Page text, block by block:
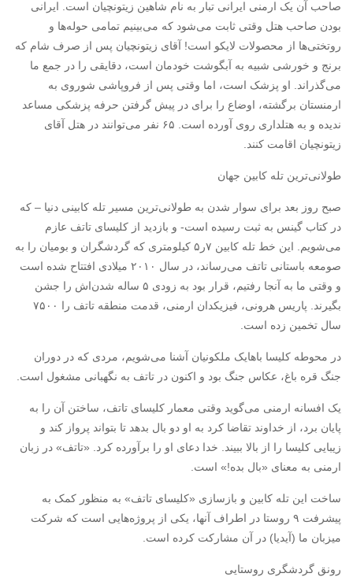
صاحب آن یک ارمنی ایرانی تبار به نام شاهین زیتونچیان است. ایرانی
بودن صاحب هتل وقتی ثابت می‌شود که می‌بینیم تمامی حوله‌ها و
روتختی‌ها از محصولات لایکو است! آقای زیتونچیان پس از صرف شام که
برنج و خورشی شبیه به آبگوشت خودمان است، دقایقی را در جمع ما
می‌گذراند. او پزشک است، اما وقتی پس از فروپاشی شوروی به
ارمنستان برگشته، اوضاع را برای در پیش گرفتن حرفه پزشکی مساعد
ندیده و به هتلداری روی آورده است. ۶۵ نفر می‌توانند در هتل آقای
زیتونچیان اقامت کنند.
طولانی‌ترین تله کابین جهان
صبح روز بعد برای سوار شدن به طولانی‌ترین مسیر تله کابینی دنیا – که
در کتاب گینس به ثبت رسیده است- و بازدید از کلیسای تاتف عازم
می‌شویم. این خط تله کابین ۷ر۵ کیلومتری که گردشگران و بومیان را به
صومعه باستانی تاتف می‌رساند، در سال ۲۰۱۰ میلادی افتتاح شده است
و وقتی ما به آنجا رفتیم، قرار بود به زودی ۵ ساله شدن‌اش را جشن
بگیرند. پاریس هرونی، فیزیکدان ارمنی، قدمت منطقه تاتف را ۷۵۰۰
سال تخمین زده است.
در محوطه کلیسا با‌هایک ملکونیان آشنا می‌شویم، مردی که در دوران
جنگ قره باغ، عکاس جنگ بود و اکنون در تاتف به نگهبانی مشغول است.
یک افسانه ارمنی می‌گوید وقتی معمار کلیسای تاتف، ساختن آن را به
پایان برد، از خداوند تقاضا کرد به او دو بال بدهد تا بتواند پرواز کند و
زیبایی کلیسا را از بالا ببیند. خدا دعای او را برآورده کرد. «تاتف» در زبان
ارمنی به معنای «بال بده!» است.
ساخت این تله کابین و بازسازی «کلیسای تاتف» به منظور کمک به
پیشرفت ۹ روستا در اطراف آنها، یکی از پروژه‌هایی است که شرکت
میزبان ما (آیدیا) در آن مشارکت کرده است. ‏
رونق گردشگری روستایی